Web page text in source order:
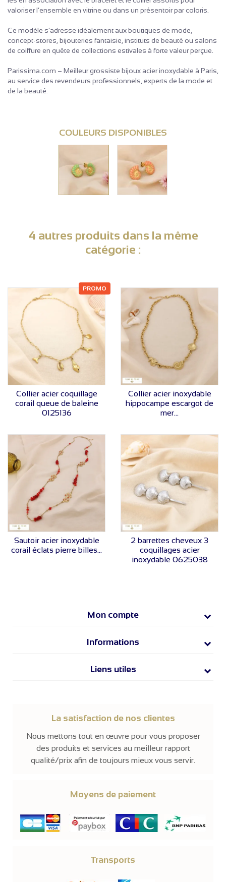
valoriser l’ensemble en vitrine ou dans un présentoir par coloris.
Ce modèle s’adresse idéalement aux boutiques de mode,
concept-stores, bijouteries fantaisie, instituts de beauté ou salons
de coiffure en quête de collections estivales à forte valeur perçue.
Parissima.com – Meilleur grossiste bijoux acier inoxydable à Paris,
au service des revendeurs professionnels, experts de la mode et
de la beauté.
COULEURS DISPONIBLES
4 autres produits dans la même
catégorie :
VOIR LE PRIX
Collier acier coquillage
corail queue de baleine
0125136
PROMO
VOIR LE PRIX
Collier acier inoxydable
hippocampe escargot de
mer...
VOIR LE PRIX
Sautoir acier inoxydable
corail éclats pierre billes...
VOIR LE PRIX
2 barrettes cheveux 3
coquillages acier
inoxydable 0625038
Mon compte
Informations
Liens utiles
La satisfaction de nos clientes
Nous mettons tout en œuvre pour vous proposer
des produits et services au meilleur rapport
qualité/prix afin de toujours mieux vous servir.
Moyens de paiement
Transports